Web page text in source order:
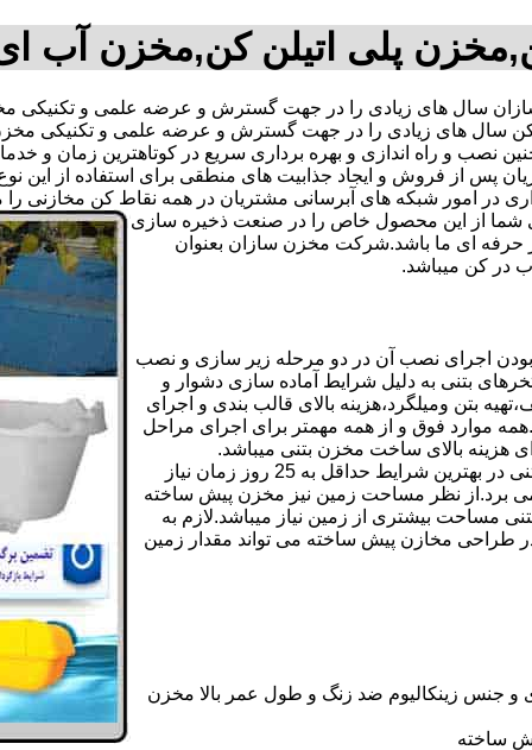
پلی اتیلن کن,مخزن آب
سال های زیادی را در جهت گسترش و عرضه علمی و تکنیکی
کن سال های زیادی را در جهت گسترش و عرضه علمی و تکنیکی
نصب و راه اندازی و بهره برداری سریع در کوتاهترین
پس از فروش و ایجاد جذابیت های منطقی برای استفاده از این
آبرسانی مشتریان در همه نقاط کن مخازنی را معرفی نماید.09123701807
شما از این محصول خاص را در صنعت ذخیره سازی
حرفه ای ما باشد.شرکت مخزن سازان بعنوان
در کن میباشد.
اجرای نصب آن در دو مرحله زیر سازی و نصب
بتنی به دلیل شرایط آماده سازی دشوار و
بتن ومیلگرد،هزینه بالای قالب بندی و اجرای
موارد فوق و از همه مهمتر برای اجرای مراحل
هزینه بالای ساخت مخزن بتنی میباشد.
علاوه بر هزینه ساخت از نظر زمانبندی آماده سازی و احداث مخزن بتنی در بهترین شرایط حداقل به 25 روز زمان نیاز
کامل مخزن پیش ساخته حداکثر 4 روززمان می برد.از نظر مساحت زمین نیز مخزن پیش ساخته
مساحت بیشتری از زمین نیاز میباشد.لازم به
طراحی مخازن پیش ساخته می تواند مقدار زمین
و جنس زینکالیوم ضد زنگ و طول عمر بالا مخزن
ساخته